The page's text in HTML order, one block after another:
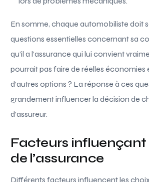
En somme, chaque automobiliste doit
questions essentielles concernant sa
qu’il a l’assurance qui lui convient
pourrait pas faire de réelles économies
d’autres options ? La réponse à ces
grandement influencer la décision de
d’assureur.
Facteurs influençant
de l’assurance
Différents facteurs influencent les